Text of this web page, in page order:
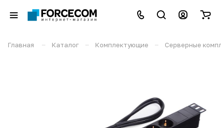
Главная – Каталог – Комплектующие – Серверные